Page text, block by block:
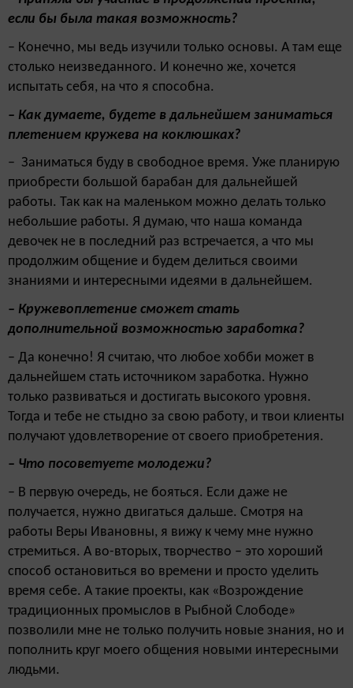
если бы была такая возможность?
– Конечно, мы ведь изучили только основы. А там еще
столько неизведанного. И конечно же, хочется
испытать себя, на что я способна.
– Как думаете, будете в дальнейшем заниматься
плетением кружева на коклюшках?
– Заниматься буду в свободное время. Уже планирую
приобрести большой барабан для дальнейшей
работы. Так как на маленьком можно делать только
небольшие работы. Я думаю, что наша команда
девочек не в последний раз встречается, а что мы
продолжим общение и будем делиться своими
знаниями и интересными идеями в дальнейшем.
– Кружевоплетение сможет стать
дополнительной возможностью заработка?
– Да конечно! Я считаю, что любое хобби может в
дальнейшем стать источником заработка. Нужно
только развиваться и достигать высокого уровня.
Тогда и тебе не стыдно за свою работу, и твои клиенты
получают удовлетворение от своего приобретения.
– Что посоветуете молодежи?
– В первую очередь, не бояться. Если даже не
получается, нужно двигаться дальше. Смотря на
работы Веры Ивановны, я вижу к чему мне нужно
стремиться. А во-вторых, творчество – это хороший
способ остановиться во времени и просто уделить
время себе. А такие проекты, как «Возрождение
традиционных промыслов в Рыбной Слободе»
позволили мне не только получить новые знания, но и
пополнить круг моего общения новыми интересными
людьми.